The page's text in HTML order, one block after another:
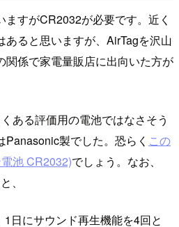
すがCR2032が必要です。近く
ると思いますが、AirTagを沢山
関係で家電量販店に出向いた方が
ある評価用の電池ではなさそう
製でした。恐らく この
池 CR2032)でしょう。なお、
、
日にサウンド再生機能を4回と